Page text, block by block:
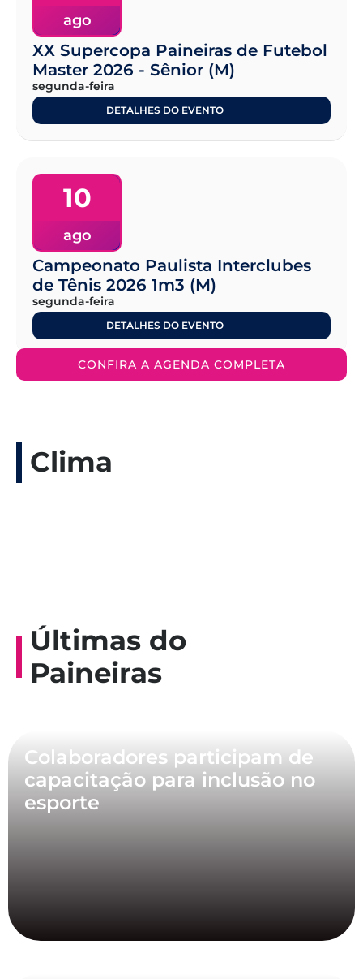
ago
XX Supercopa Paineiras de Futebol
Master 2026 - Sênior (M)
segunda-feira
DETALHES DO EVENTO
10
ago
Campeonato Paulista Interclubes
de Tênis 2026 1m3 (M)
segunda-feira
DETALHES DO EVENTO
CONFIRA A AGENDA COMPLETA
Clima
Últimas do
Paineiras
Colaboradores participam de
capacitação para inclusão no
esporte